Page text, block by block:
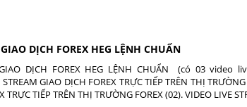
DỊCH FOREX HEG LỆNH CHUẨN
DỊCH FOREX HEG LỆNH CHUẨN (có 03
GIAO DỊCH FOREX TRỰC TIẾP TRÊN THỊ
TRỰC TIẾP TRÊN THỊ TRƯỜNG FOREX (02). VIDEO LIVE